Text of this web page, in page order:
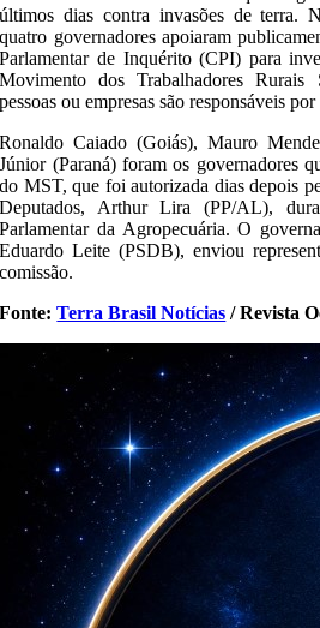
últimos dias contra invasões de terra.
quatro governadores apoiaram
Parlamentar de Inquérito (CPI) para
Movimento dos Trabalhadores
pessoas ou empresas são responsáveis
Ronaldo Caiado (Goiás), Mauro
Júnior (Paraná) foram os governadores
do MST, que foi autorizada dias depois
Deputados, Arthur Lira (PP/AL),
Parlamentar da Agropecuária. O
Eduardo Leite (PSDB), enviou
comissão.
Fonte:Terra Brasil Notícias / Revista